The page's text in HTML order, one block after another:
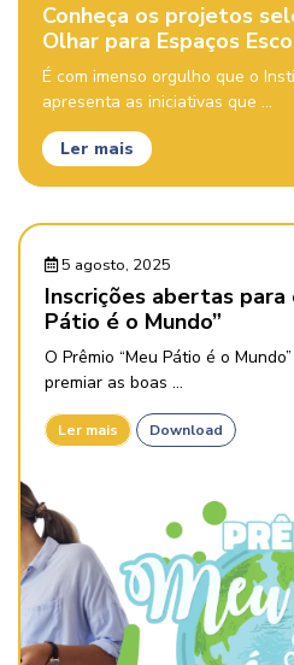
Conheça os projetos
Olhar para Espaços
É com imenso orgulho que o
apresenta as iniciativas que ...
Ler mais
5 agosto, 2025
Inscrições abertas para
Pátio é o Mundo”
O Prêmio “Meu Pátio é o
premiar as boas ...
Ler mais Download